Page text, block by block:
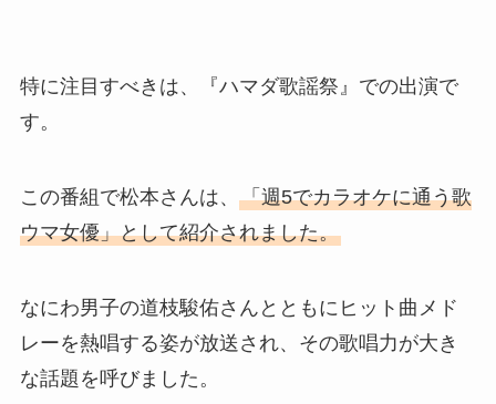
特に注目すべきは、『ハマダ歌謡祭』での出演で
す。
この番組で松本さんは、 「週5でカラオケに通う歌
ウマ女優」として紹介されました。
なにわ男子の道枝駿佑さんとともにヒット曲メド
レーを熱唱する姿が放送され、その歌唱力が大き
な話題を呼びました。